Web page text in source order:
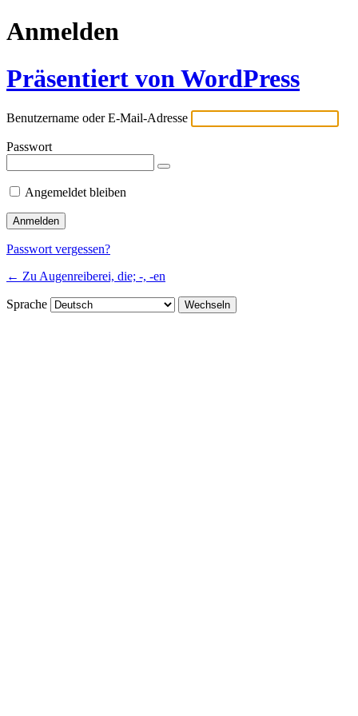
Anmelden
Präsentiert von WordPress
Benutzername oder E-Mail-Adresse
Passwort
Angemeldet bleiben
Passwort vergessen?
← Zu Augenreiberei, die; -, -en
Sprache